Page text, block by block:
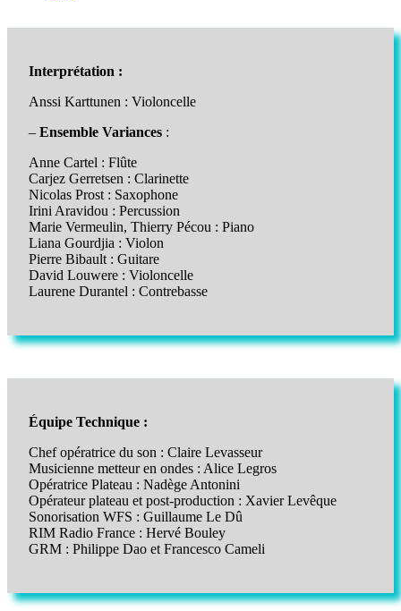
Interprétation :
Anssi Karttunen : Violoncelle
– Ensemble Variances :
Anne Cartel : Flûte
Carjez Gerretsen : Clarinette
Nicolas Prost : Saxophone
Irini Aravidou : Percussion
Marie Vermeulin, Thierry Pécou : Piano
Liana Gourdjia : Violon
Pierre Bibault : Guitare
David Louwere : Violoncelle
Laurene Durantel : Contrebasse
Équipe Technique :
Chef opératrice du son : Claire Levasseur
Musicienne metteur en ondes : Alice Legros
Opératrice Plateau : Nadège Antonini
Opérateur plateau et post-production : Xavier Levêque
Sonorisation WFS : Guillaume Le Dû
RIM Radio France : Hervé Bouley
GRM : Philippe Dao et Francesco Cameli